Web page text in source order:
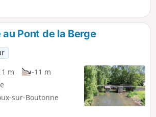
plaine.
au Pont de la Berge
m
-11 m
sur-Boutonne